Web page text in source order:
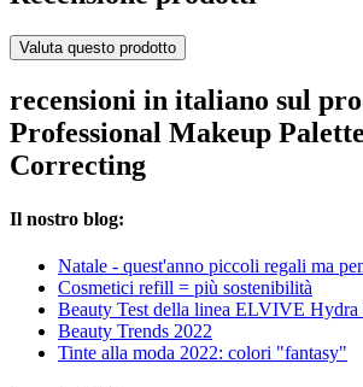
Valuta questo prodotto
recensioni in italiano sul
Professional Makeup
Correcting
Il nostro blog:
Natale - quest'anno piccoli regali ma
Cosmetici refill = più sostenibilità
Beauty Test della linea ELVIVE
Beauty Trends 2022
Tinte alla moda 2022: colori "fantasy"